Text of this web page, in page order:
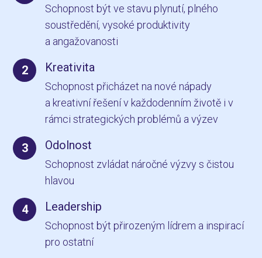
Schopnost být ve stavu plynutí, plného
soustředění, vysoké produktivity
a angažovanosti
2 Kreativita
Schopnost přicházet na nové nápady
a kreativní řešení v každodenním životě i v
rámci strategických problémů a výzev
3 Odolnost
Schopnost zvládat náročné výzvy s čistou
hlavou
4 Leadership
Schopnost být přirozeným lídrem a inspirací
pro ostatní